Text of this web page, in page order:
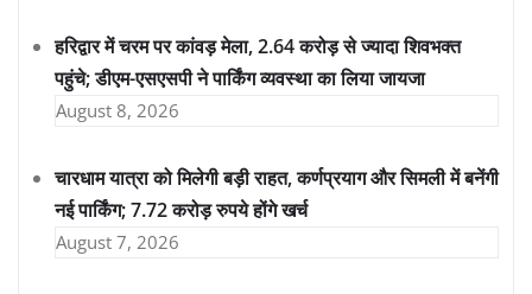
हरिद्वार में चरम पर कांवड़ मेला, 2.64 करोड़ से ज्यादा शिवभक्त
पहुंचे; डीएम-एसएसपी ने पार्किंग व्यवस्था का लिया जायजा
August 8, 2026
चारधाम यात्रा को मिलेगी बड़ी राहत, कर्णप्रयाग और सिमली में बनेंगी
नई पार्किंग; 7.72 करोड़ रुपये होंगे खर्च
August 7, 2026